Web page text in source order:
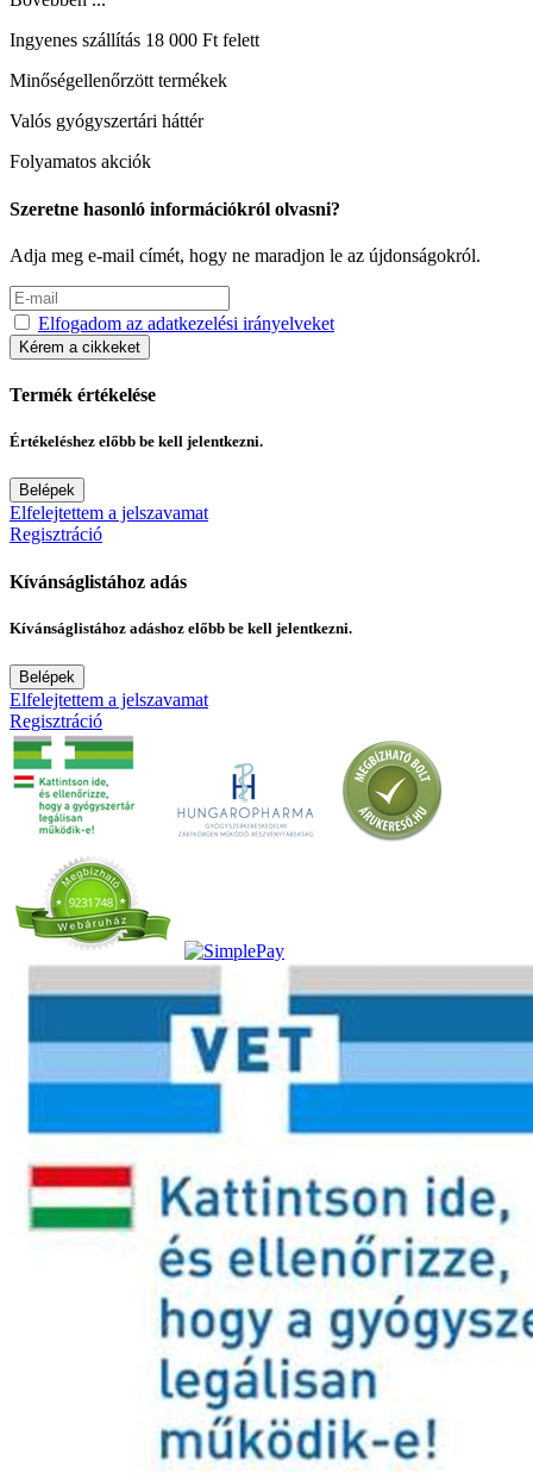
Ingyenes szállítás 18 000 Ft felett
Minőségellenőrzött termékek
Valós gyógyszertári háttér
Folyamatos akciók
Szeretne hasonló információkról olvasni?
Adja meg e-mail címét, hogy ne maradjon le az újdonságokról.
Elfogadom az adatkezelési irányelveket
Kérem a cikkeket
Termék értékelése
Értékeléshez előbb be kell jelentkezni.
Belépek
Elfelejtettem a jelszavamat
Regisztráció
Kívánságlistához adás
Kívánságlistához adáshoz előbb be kell jelentkezni.
Belépek
Elfelejtettem a jelszavamat
Regisztráció